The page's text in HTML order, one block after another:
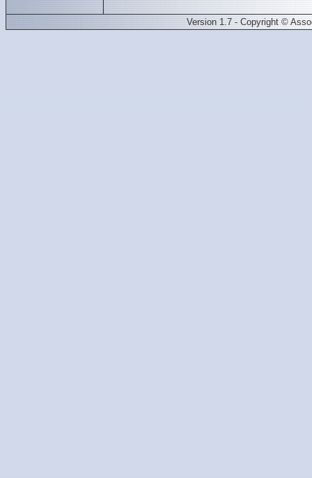
Version 1.7 - Copyright ©